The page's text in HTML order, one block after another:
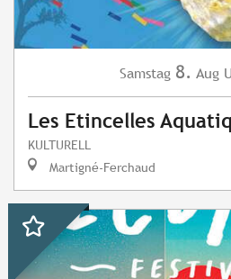
Samstag 8. Aug
Les Etincelles
KULTURELL
Martigné-Ferchaud